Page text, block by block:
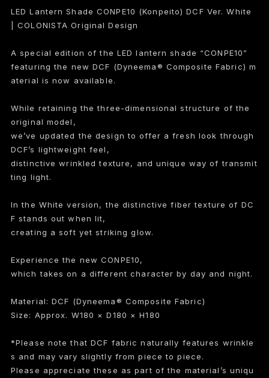
LED Lantern Shade CONPE10 (Konpeito) DCF Ver. White
| COLONISTA Original Design
A special edition of the LED lantern shade “CONPE10”
featuring the new DCF (Dyneema® Composite Fabric) m
aterial is now available.
While retaining the three-dimensional structure of the
original model,
we’ve updated the design to offer a fresh look through
DCF’s lightweight feel,
distinctive wrinkled texture, and unique way of transmit
ting light.
In the White version, the distinctive fiber texture of DC
F stands out when lit,
creating a soft yet striking glow.
Experience the new CONPE10,
which takes on a different character by day and night.
Material: DCF (Dyneema® Composite Fabric)
Size: Approx. W180 × D180 × H180
*Please note that DCF fabric naturally features wrinkle
s and may vary slightly from piece to piece.
Please appreciate these as part of the material’s uniqu